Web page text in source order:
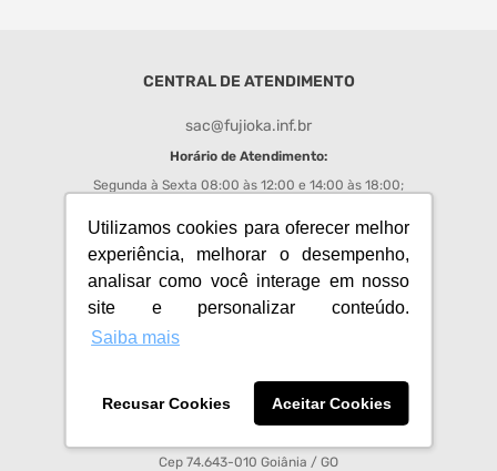
Utilizamos cookies para oferecer melhor
experiência, melhorar o desempenho,
analisar como você interage em nosso
site e personalizar conteúdo.
Saiba mais
Recusar Cookies Aceitar Cookies
CENTRAL DE ATENDIMENTO
sac@fujioka.inf.br
Horário de Atendimento:
Segunda à Sexta 08:00 às 12:00 e 14:00 às 18:00;
REDES SOCIAIS FUJIOKA
Acompanhe todas as promoções e novidades do Fujioka
Fujioka Eletro Imagem S.A - CNPJ 01.008.713/0001-64
Cep 74.643-010 Goiânia / GO